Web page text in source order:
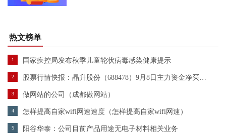
热文榜单
1 国家疾控局发布秋季儿童轮状病毒感染健康提示
2
3 做网站的公司（成都做网站）
4 怎样提高自家wifi网速速度（怎样提高自家wifi网速）
5 阳谷华泰：公司目前产品用途无电子材料相关业务